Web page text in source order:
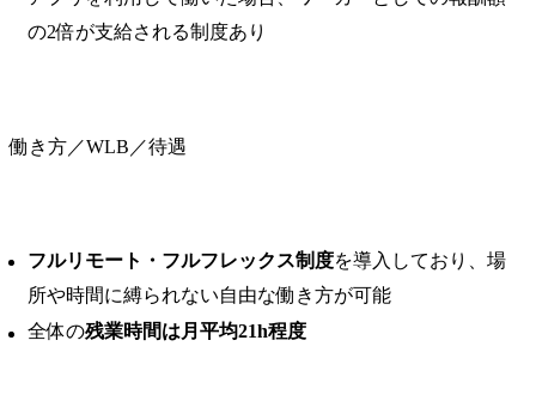
の2倍が支給される制度あり
働き方／WLB／待遇
フルリモート・フルフレックス制度を導入しており、場
所や時間に縛られない自由な働き方が可能
全体の残業時間は月平均21h程度